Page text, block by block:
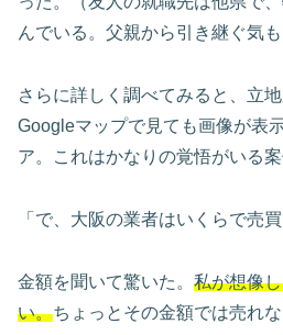
んでいる。父親から引き継ぐ気も
さらに詳しく調べてみると、立
Googleマップで見ても画像が表
ア。これはかなりの覚悟がいる案
「で、大阪の業者はいくらで売
金額を聞いて驚いた。 私が想像
い。ちょっとその金額では売れ